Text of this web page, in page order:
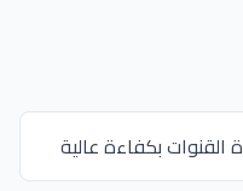
القنوات بكفاءة عالية